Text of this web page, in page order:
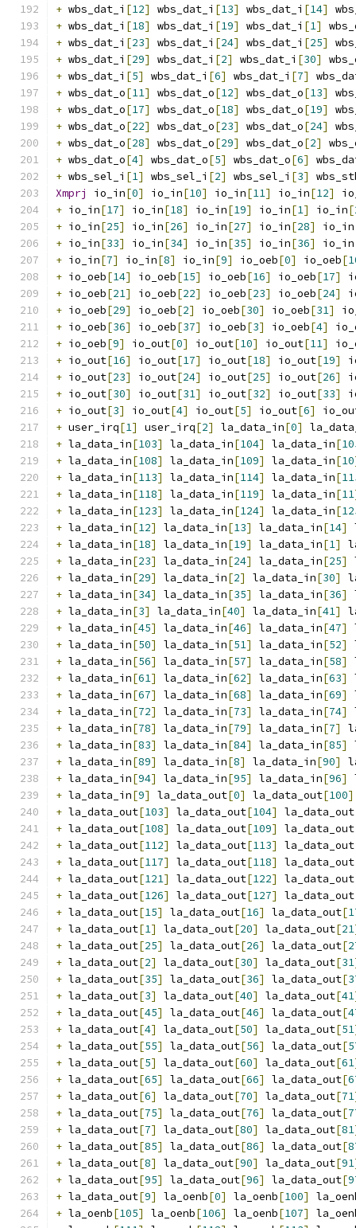
+ wbs_dat_i [12] wbs_dat_i [13] wbs_dat_i [14]
+ wbs_dat_i [18] wbs_dat_i [19] wbs_dat_i [1]
+ wbs_dat_i [23] wbs_dat_i [24] wbs_dat_i [25]
+ wbs_dat_i [29] wbs_dat_i [2] wbs_dat_i [30]
+ wbs_dat_i [5] wbs_dat_i [6] wbs_dat_i [7]
+ wbs_dat_o[11] wbs_dat_o[12] wbs_dat_o[13]
+ wbs_dat_o[17] wbs_dat_o[18] wbs_dat_o[19]
+ wbs_dat_o[22] wbs_dat_o[23] wbs_dat_o[24]
+ wbs_dat_o[28] wbs_dat_o[29] wbs_dat_o[2]
+ wbs_dat_o[4] wbs_dat_o[5] wbs_dat_o[6]
+ wbs_sel_i [1] wbs_sel_i [2] wbs_sel_i [3]
Xmprj
io_in[0] io_in[10] io_in[11] io_in[12]
+ io_in[17] io_in[18] io_in[19] io_in[1] io_in[
+ io_in[25] io_in[26] io_in[27] io_in[28] io_in
+ io_in[33] io_in[34] io_in[35] io_in[36] io_in
+ io_in[7] io_in[8] io_in[9] io_oeb[0] io_oeb[
+ io_oeb[14] io_oeb[15] io_oeb[16] io_oeb[17]
+ io_oeb[21] io_oeb[22] io_oeb[23] io_oeb[24]
+ io_oeb[29] io_oeb[2] io_oeb[30] io_oeb[31]
+ io_oeb[36] io_oeb[37] io_oeb[3] io_oeb[4]
+ io_oeb[9] io_out[0] io_out[10] io_out[11]
+ io_out[16] io_out[17] io_out[18] io_out[19]
+ io_out[23] io_out[24] io_out[25] io_out[26]
+ io_out[30] io_out[31] io_out[32] io_out[33]
+ io_out[3] io_out[4] io_out[5] io_out[6]
+ user_irq[1] user_irq[2] la_data_in[0]
+ la_data_in[103] la_data_in[104] la_data_in[
+ la_data_in[108] la_data_in[109] la_data_in[10
+ la_data_in[113] la_data_in[114] la_data_in[
+ la_data_in[118] la_data_in[119] la_data_in[11
+ la_data_in[123] la_data_in[124] la_data_in[
+ la_data_in[12] la_data_in[13] la_data_in[14]
+ la_data_in[18] la_data_in[19] la_data_in[1]
+ la_data_in[23] la_data_in[24] la_data_in[25]
+ la_data_in[29] la_data_in[2] la_data_in[30]
+ la_data_in[34] la_data_in[35] la_data_in[36]
+ la_data_in[3] la_data_in[40] la_data_in[41]
+ la_data_in[45] la_data_in[46] la_data_in[47]
+ la_data_in[50] la_data_in[51] la_data_in[52]
+ la_data_in[56] la_data_in[57] la_data_in[58]
+ la_data_in[61] la_data_in[62] la_data_in[63]
+ la_data_in[67] la_data_in[68] la_data_in[69]
+ la_data_in[72] la_data_in[73] la_data_in[74]
+ la_data_in[78] la_data_in[79] la_data_in[7]
+ la_data_in[83] la_data_in[84] la_data_in[85]
+ la_data_in[89] la_data_in[8] la_data_in[90]
+ la_data_in[94] la_data_in[95] la_data_in[96]
+ la_data_in[9] la_data_out[0] la_data_out[100]
+ la_data_out[103] la_data_out[104] la_data_out
+ la_data_out[108] la_data_out[109] la_data_out
+ la_data_out[112] la_data_out[113] la_data_out
+ la_data_out[117] la_data_out[118] la_data_out
+ la_data_out[121] la_data_out[122] la_data_out
+ la_data_out[126] la_data_out[127] la_data_out
+ la_data_out[15] la_data_out[16] la_data_out[
+ la_data_out[1] la_data_out[20] la_data_out[21
+ la_data_out[25] la_data_out[26] la_data_out[
+ la_data_out[2] la_data_out[30] la_data_out[31
+ la_data_out[35] la_data_out[36] la_data_out[
+ la_data_out[3] la_data_out[40] la_data_out[41
+ la_data_out[45] la_data_out[46] la_data_out[
+ la_data_out[4] la_data_out[50] la_data_out[51
+ la_data_out[55] la_data_out[56] la_data_out[
+ la_data_out[5] la_data_out[60] la_data_out[61
+ la_data_out[65] la_data_out[66] la_data_out[
+ la_data_out[6] la_data_out[70] la_data_out[71
+ la_data_out[75] la_data_out[76] la_data_out[
+ la_data_out[7] la_data_out[80] la_data_out[81
+ la_data_out[85] la_data_out[86] la_data_out[
+ la_data_out[8] la_data_out[90] la_data_out[91
+ la_data_out[95] la_data_out[96] la_data_out[
+ la_data_out[9] la_oenb[0] la_oenb[100]
+ la_oenb[105] la_oenb[106] la_oenb[107]